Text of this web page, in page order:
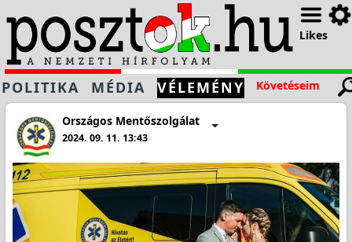
Likes
POLITIKA MÉDIA VÉLEMÉNY Követéseim
Országos Mentőszolgálat
2024. 09. 11. 13:43